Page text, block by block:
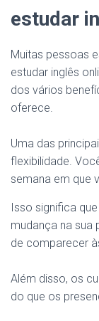
estudar
Muitas pessoas
estudar inglês
dos vários
oferece.
Uma das
flexibilidade.
semana em que
Isso significa
mudança na
de comparecer
Além disso, os
do que os